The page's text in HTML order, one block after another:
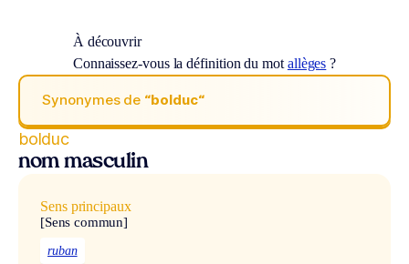
À découvrir
Connaissez-vous la définition du mot allèges ?
Synonymes de “bolduc“
bolduc
nom masculin
Sens principaux
[Sens commun]
ruban